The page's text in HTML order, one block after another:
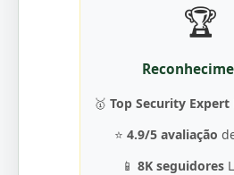
🏆
🥇 Top Security Expert
⭐ 4.9/5 avaliação
📱 8K seguidores